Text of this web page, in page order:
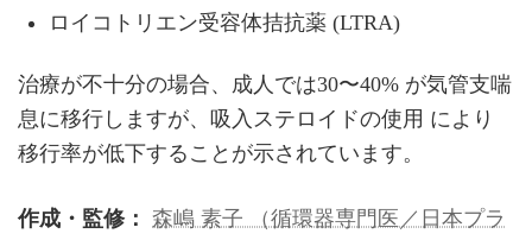
ロイコトリエン受容体拮抗薬 (LTRA)
治療が不十分の場合、成人では30〜40% が気管支喘
息に移行しますが、吸入ステロイドの使用 により
移行率が低下することが示されています。
作成・監修： 森嶋 素子 （循環器専門医／日本プラ